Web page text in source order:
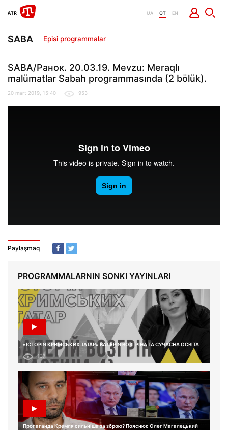
UA QT EN
SABA Episi programmalar
SABA/Ранок. 20.03.19. Mevzu: Meraqlı
malümatlar Sabah programmasında (2 bölük).
20 mart 2019, 15:40 953
Paylaşmaq
PROGRAMMALARNIN SONKI YAYINLARI
«ІСТОРІЯ КРИМСЬКИХ ТАТАР» ВАЛЕРІЯ ВОЗГРІНА ТА СУЧАСНА ОСВІТА
137
Пропаганда Кремля сильніша за зброю? Пояснює Олег Магалецький